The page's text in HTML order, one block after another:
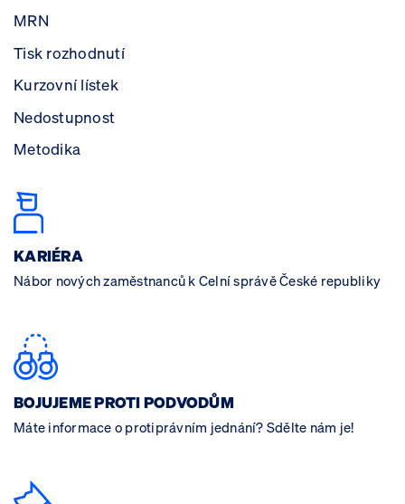
MRN
Tisk rozhodnutí
Kurzovní lístek
Nedostupnost
Metodika
KARIÉRA
Nábor nových zaměstnanců k Celní správě České republiky
BOJUJEME PROTI PODVODŮM
Máte informace o protiprávním jednání? Sdělte nám je!